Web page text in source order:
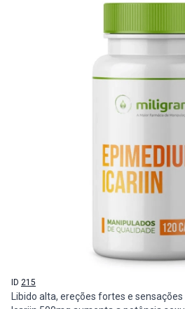
ID 215
Libido alta, ereções fortes e